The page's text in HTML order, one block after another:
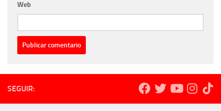
Web
SEGUIR: